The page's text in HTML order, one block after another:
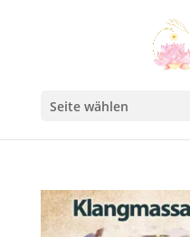
Seite wählen